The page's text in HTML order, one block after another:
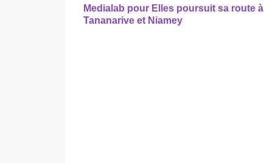
Medialab pour Elles poursuit sa route à
Tananarive et Niamey